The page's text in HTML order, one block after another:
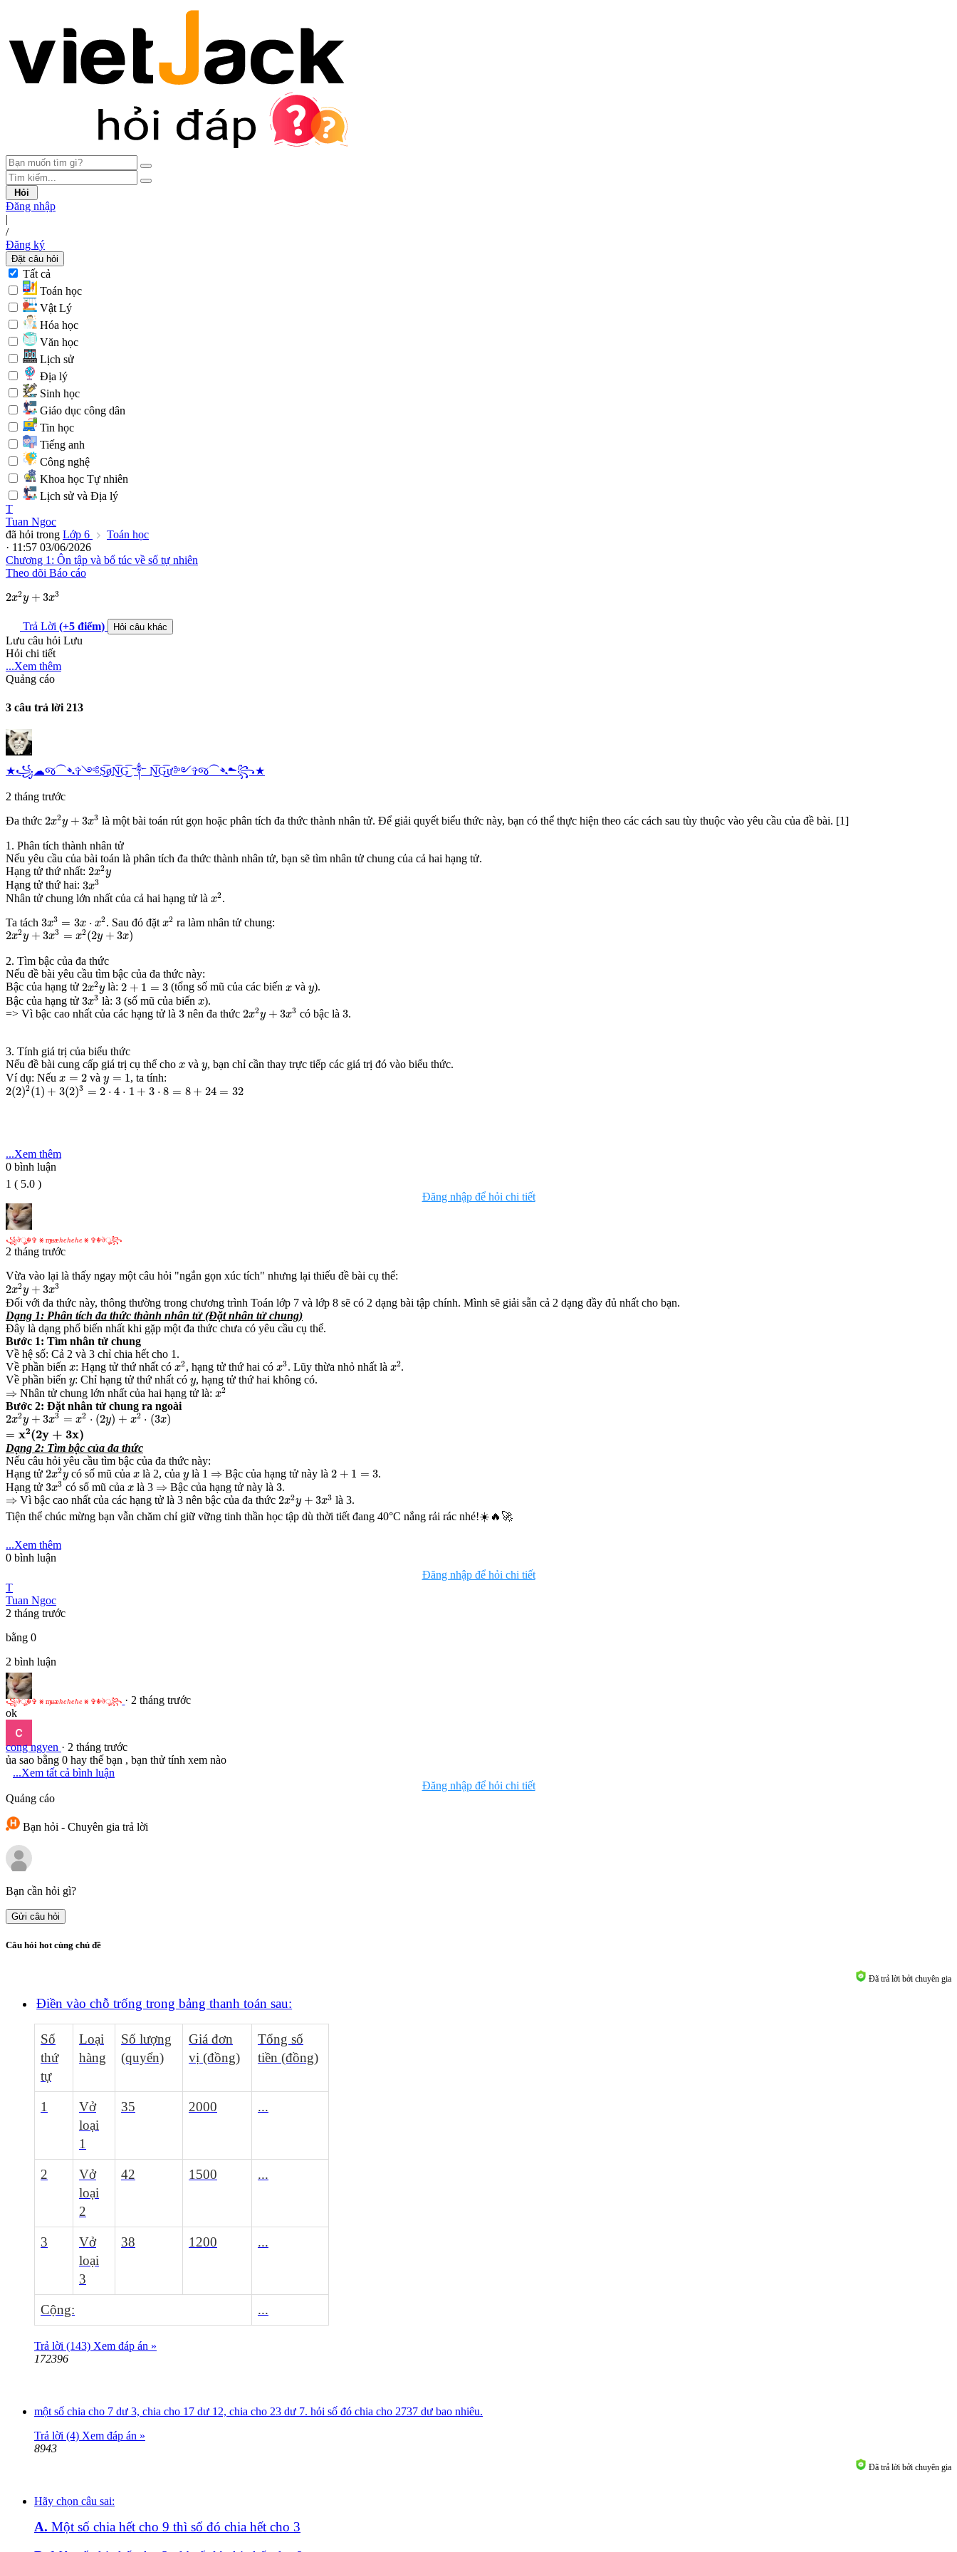
Hỏi
Đăng nhập
|
/
Đăng ký
Đặt câu hỏi
Tất cả
Toán học
Vật Lý
Hóa học
Văn học
Lịch sử
Địa lý
Sinh học
Giáo dục công dân
Tin học
Tiếng anh
Công nghệ
Khoa học Tự nhiên
Lịch sử và Địa lý
T
Tuan Ngoc
đã hỏi trong Lớp 6
Toán học
· 11:57 03/06/2026
Chương 1: Ôn tập và bổ túc về số tự nhiên
Theo dõi Báo cáo
2x2y + 3x3
2 2 3 x3
Trả Lời (+5 điểm) Hỏi câu khác
Lưu câu hỏi Lưu
Hỏi chi tiết
...Xem thêm
Quảng cáo
3 câu trả lời 213
★꧁☁︎જ⁀➴✞༺S͜͡øN͜͡G͜͡ ༒︎ N͜͡G͜͡ư༻✞જ⁀➴☁︎꧂★
2 tháng trước
Đa thức 2x2y + 3x3
2 2 3 x3 là một bài toán rút gọn hoặc phân tích đa thức thành nhân tử. Để giải quyết biểu thức này, bạn có thể thực hiện theo các cách sau tùy thuộc vào yêu cầu của đề bài. [1]
1. Phân tích thành nhân tử
Nếu yêu cầu của bài toán là phân tích đa thức thành nhân tử, bạn sẽ tìm nhân tử chung của cả hai hạng tử.
Hạng tử thứ nhất: 2x2y
2x 2y
Hạng tử thứ hai: 3x3
3x3
Nhân tử chung lớn nhất của cả hai hạng tử là x2
2.
Ta tách 3x3 = 3x ⋅ x2
3 3 x⋅ . Sau đó đặtx2
2 ra làm nhân tử chung:
2x2y + 3x3 = x2(2y + 3x)
2x2y+3 x3=x2 2y+3x
2. Tìm bậc của đa thức
Nếu đề bài yêu cầu tìm bậc của đa thức này:
Bậc của hạng tử 2x2y
2x2ylà: 2 + 1 = 3
2+ 1 = (tổng số mũ của các biếnx
x vày
y).
Bậc của hạng tử 3x3
3x3 là: 3
3(số mũ của biến x
x).
=> Vì bậc cao nhất của các hạng tử là 3
3 nên đa thức 2x2y + 3x3
2 2 3 x3 có bậc là3
3.
3. Tính giá trị của biểu thức
Nếu đề bài cung cấp giá trị cụ thể cho x
x và y
y, bạn chỉ cần thay trực tiếp các giá trị đó vào biểu thức.
Ví dụ: Nếu x = 2
x= 2 vày = 1
y , ta tính:
2(2)2(1) + 3(2)3 = 2 ⋅ 4 ⋅ 1 + 3 ⋅ 8 = 8 + 24 = 32
2(2)2(1)+3( 2)3=2⋅ 4⋅1+ ⋅ =8+ 24=32
...Xem thêm
0 bình luận
1 ( 5.0 )
Đăng nhập để hỏi chi tiết
꧁ঔৣ☬✞ ⨳ ɱʉæhehehe ⨳ ✞☬ঔৣ꧂
꧁ঔ☬✞ ɱ ʉ æ hehehe⨳
2 tháng trước
Vừa vào lại là thấy ngay một câu hỏi "ngắn gọn xúc tích" nhưng lại thiếu đề bài cụ thể:
2x2y + 3x3
2 x2y +3x3
Đối với đa thức này, thông thường trong chương trình Toán lớp 7 và lớp 8 sẽ có 2 dạng bài tập chính. Mình sẽ giải sẵn cả 2 dạng đầy đủ nhất cho bạn.
Dạng 1: Phân tích đa thức thành nhân tử (Đặt nhân tử chung)
Đây là dạng phổ biến nhất khi gặp một đa thức chưa có yêu cầu cụ thể.
Bước 1: Tìm nhân tử chung
Về hệ số: Cả 2 và 3 chỉ chia hết cho 1.
Về phần biến x
x: Hạng tử thứ nhất có x2
x2, hạng tử thứ hai có x3
3. Lũy thừa nhỏ nhất là x2
2.
Về phần biến y
y: Chỉ hạng tử thứ nhất cóy
y, hạng tử thứ hai không có.
⇒
⇒ Nhân tử chung lớn nhất của hai hạng tử là: x2
x2
Bước 2: Đặt nhân tử chung ra ngoài
2x2y + 3x3 = x2 ⋅ (2y) + x2 ⋅ (3x)
2x2y+ 3x3=x2⋅(2y)+x2 ⋅(3x)
= x2(2y + 3x)
2(2 y+ )
Dạng 2: Tìm bậc của đa thức
Nếu câu hỏi yêu cầu tìm bậc của đa thức này:
Hạng tử 2x2y
2x2ycó số mũ của x
xlà 2, của y
y là 1 ⇒
⇒ Bậc của hạng tử này là 2 + 1 = 3
2 1 =
.
Hạng tử 3x3
3x3 có số mũ của x
xlà 3 ⇒
⇒Bậc của hạng tử này là 3
3.
⇒
⇒ Vì bậc cao nhất của các hạng tử là 3 nên bậc của đa thức 2x2y + 3x3
2 2 3 x3
là 3.
Tiện thể chúc mừng bạn vẫn chăm chỉ giữ vững tinh thần học tập dù thời tiết đang 40°C nắng rải rác nhé!☀️🔥🚀
...Xem thêm
0 bình luận
Đăng nhập để hỏi chi tiết
T
Tuan Ngoc
2 tháng trước
bằng 0
2 bình luận
꧁ঔৣ☬✞ ⨳ ɱʉæhehehe ⨳ ✞☬ঔৣ꧂
꧁ঔ☬✞ ɱ ʉ æ he h ehe⨳ ☬ ঔ꧂
· 2 tháng trước
ok
cong ngyen · 2 tháng trước
ủa sao bằng 0 hay thế bạn , bạn thử tính xem nào
...Xem tất cả bình luận
Đăng nhập để hỏi chi tiết
Quảng cáo
Bạn hỏi - Chuyên gia trả lời
Bạn cần hỏi gì?
Gửi câu hỏi
Câu hỏi hot cùng chủ đề
Đã trả lời bởi chuyên gia
Điền vào chỗ trống trong bảng thanh toán sau:
Số
thứ
tự
Loại
hàng
Số lượng
(quyển)
Giá đơn
vị (đồng)
Tổng số
tiền (đồng)
1
Vở
loại
1
35 2000 ...
2
Vở
loại
2
42 1500 ...
3
Vở
loại
3
38 1200 ...
Cộng: ...
Trả lời (143) Xem đáp án »
172396
một số chia cho 7 dư 3, chia cho 17 dư 12, chia cho 23 dư 7. hỏi số đó chia cho 2737 dư bao nhiêu.
Trả lời (4) Xem đáp án »
8943
Đã trả lời bởi chuyên gia
Hãy chọn câu sai:
A. Một số chia hết cho 9 thì số đó chia hết cho 3